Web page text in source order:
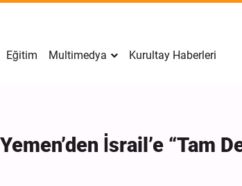
Eğitim Multimedya Kurultay Haberleri
İsrail’e “Tam